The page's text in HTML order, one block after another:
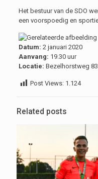
Het bestuur van de SDO
een voorspoedig en
Datum: 2 januari 2020
Aanvang: 19.30 uur
Locatie: Bezelhorstweg
Post Views: 1.124
Related posts